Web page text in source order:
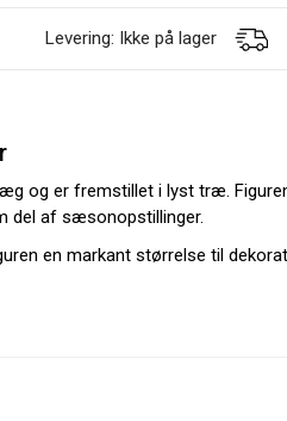
Levering: Ikke på lager
og er fremstillet i lyst træ.
del af sæsonopstillinger.
en markant størrelse til